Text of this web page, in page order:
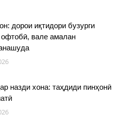
дорои иқтидори бузурги
офтобӣ, вале амалан
назди хона: таҳдиди пинҳонӣ